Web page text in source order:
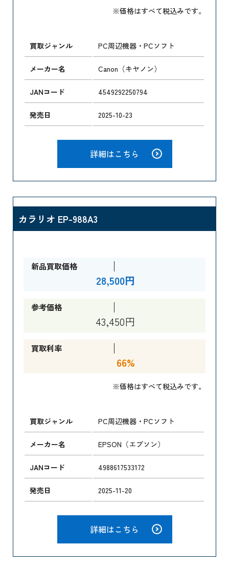
※価格はすべて税込みです。
買取ジャンル PC周辺機器・PCソフト
メーカー名 Canon（キヤノン）
JANコード 4549292250794
発売日 2025-10-23
詳細はこちら
カラリオ EP-988A3
新品買取価格
28,500円
参考価格
43,450円
買取利率
66%
※価格はすべて税込みです。
買取ジャンル PC周辺機器・PCソフト
メーカー名 EPSON（エプソン）
JANコード 4988617533172
発売日 2025-11-20
詳細はこちら